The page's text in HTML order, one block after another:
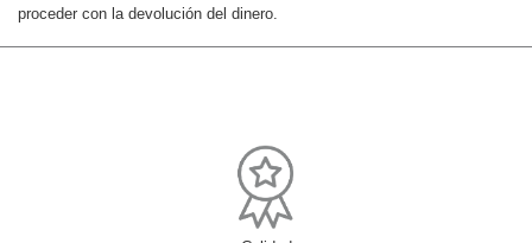
proceder con la devolución del dinero.